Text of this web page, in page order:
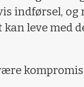
indførsel, og
leve med